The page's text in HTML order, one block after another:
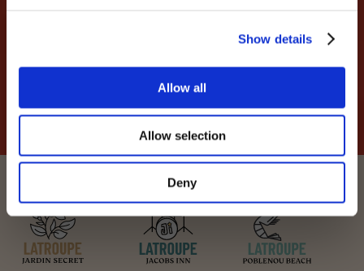
Show details
Allow all
Allow selection
Deny
ENVOIR
J’ai lu et j’accepte la Politique de
Confidentialité.*